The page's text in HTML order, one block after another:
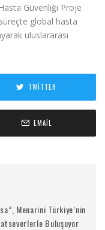
Güvenliği Proje
global hasta
uluslararası
TWITTER
EMAIL
Menarini Türkiye’nin
Buluşuyor